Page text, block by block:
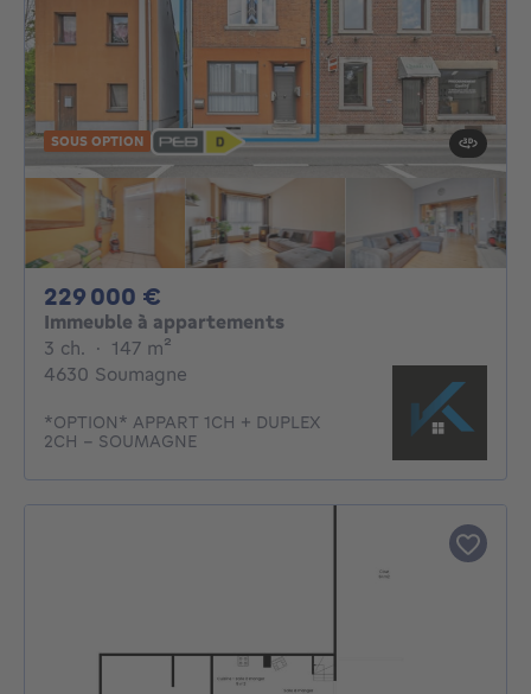
SOUS OPTION
229 000 €
Immeuble à appartements
3 ch. 3 chambres
· 147 m²
4630 Soumagne
*OPTION* APPART 1CH + DUPLEX
2CH - SOUMAGNE